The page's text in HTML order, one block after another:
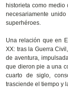
historieta como
necesariamente
superhéroes.
Una relación que en
XX: tras la Guerra
de aventura,
que dieron pie a una
cuarto de siglo,
trasciende el tiempo y